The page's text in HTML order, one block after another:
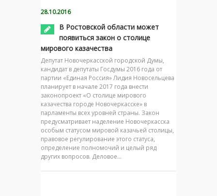
28.10.2016
В Ростовской области может
появиться закон о столице
мирового казачества
Депутат Новочеркасской городской Думы,
кандидат в депутаты Госдумы 2016 года от
партии «Единая Россия» Лидия Новосельцева
планирует в начале 2017 года внести
законопроект «О столице мирового
казачества городе Новочеркасске» в
парламенты всех уровней страны. Закон
предусматривает наделение Новочеркасска
особым статусом мировой казачьей столицы,
правовое регулирование этого статуса,
определение полномочий и целый ряд
других вопросов. Деловое…